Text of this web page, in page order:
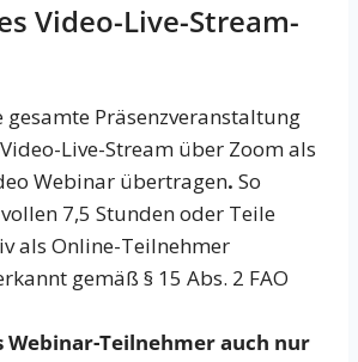
Video-Live-Stream-
Präsenzveranstaltung
Live-Stream über Zoom als
Webinar übertragen. So
7,5 Stunden oder Teile
als Online-Teilnehmer
gemäß § 15 Abs. 2 FAO
Webinar-Teilnehmer auch nur